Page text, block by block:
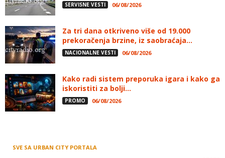
SERVISNE VESTI 06/08/2026
Za tri dana otkriveno više od 19.000
prekoračenja brzine, iz saobraćaja...
NACIONALNE VESTI 06/08/2026
Kako radi sistem preporuka igara i kako ga
iskoristiti za bolji...
PROMO 06/08/2026
SVE SA URBAN CITY PORTALA